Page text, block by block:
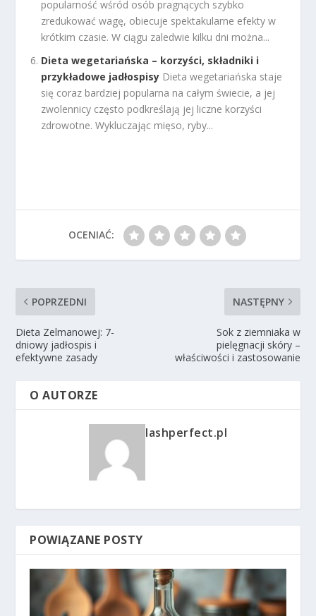
popularność wśród osób pragnących szybko
zredukować wagę, obiecuje spektakularne efekty w
krótkim czasie. W ciągu zaledwie kilku dni można...
Dieta wegetariańska – korzyści, składniki i
przykładowe jadłospisy Dieta wegetariańska staje
się coraz bardziej popularna na całym świecie, a jej
zwolennicy często podkreślają jej liczne korzyści
zdrowotne. Wykluczając mięso, ryby...
OCENIAĆ:
POPRZEDNI
Dieta Zelmanowej: 7-
dniowy jadłospis i
efektywne zasady
NASTĘPNY
Sok z ziemniaka w
pielęgnacji skóry –
właściwości i zastosowanie
O AUTORZE
lashperfect.pl
POWIĄZANE POSTY